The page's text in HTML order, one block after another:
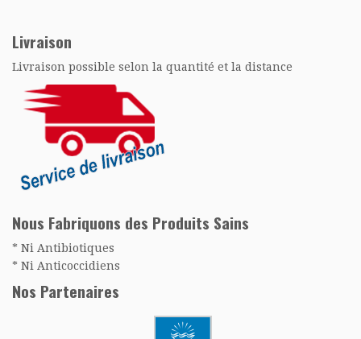
Livraison
Livraison possible selon la quantité et la distance
Nous Fabriquons des Produits Sains
* Ni Antibiotiques
* Ni Anticoccidiens
Nos Partenaires